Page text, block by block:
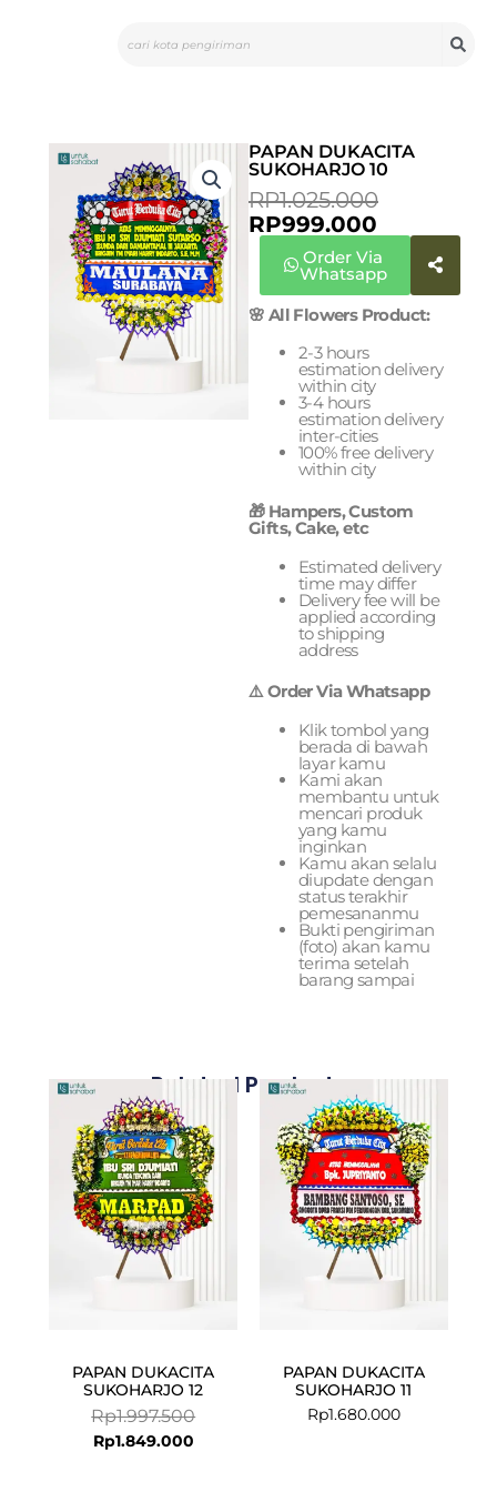
PAPAN DUKACITA
SUKOHARJO 10
RP1.025.000
RP999.000
CURRENT
IS:
Order Via
Whatsapp
🌸 All Flowers Product:
2-3 hours
estimation delivery
within city
3-4 hours
estimation delivery
inter-cities
100% free delivery
within city
🎁 Hampers, Custom
Gifts, Cake, etc
Estimated delivery
time may differ
Delivery fee will be
applied according
to shipping
address
⚠️ Order Via Whatsapp
Klik tombol yang
berada di bawah
layar kamu
Kami akan
membantu untuk
mencari produk
yang kamu
inginkan
Kamu akan selalu
diupdate dengan
status terakhir
pemesananmu
Bukti pengiriman
(foto) akan kamu
terima setelah
barang sampai
Related Products
PAPAN DUKACITA
SUKOHARJO 12
Rp1.997.500
Original
was:
Rp1.997.500.
Rp1.849.000
Current
is:
Rp1.849.000.
PAPAN DUKACITA
SUKOHARJO 11
Rp1.680.000